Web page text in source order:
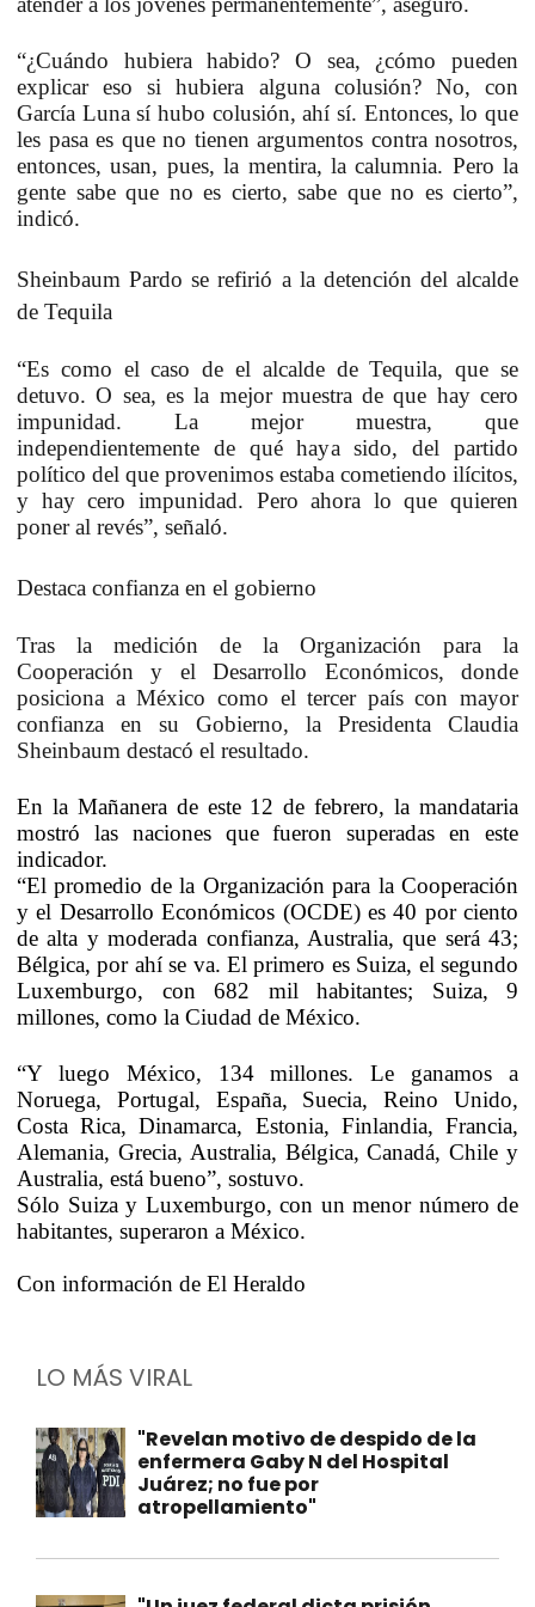
“¿Cuándo hubiera habido? O sea, ¿cómo pueden
explicar eso si hubiera alguna colusión? No, con
García Luna sí hubo colusión, ahí sí. Entonces, lo que
les pasa es que no tienen argumentos contra nosotros,
entonces, usan, pues, la mentira, la calumnia. Pero la
gente sabe que no es cierto, sabe que no es cierto”,
indicó.
Sheinbaum Pardo se refirió a la detención del alcalde
de Tequila
“Es como el caso de el alcalde de Tequila, que se
detuvo. O sea, es la mejor muestra de que hay cero
impunidad. La mejor muestra, que
independientemente de qué haya sido, del partido
político del que provenimos estaba cometiendo ilícitos,
y hay cero impunidad. Pero ahora lo que quieren
poner al revés”, señaló.
Destaca confianza en el gobierno
Tras la medición de la Organización para la
Cooperación y el Desarrollo Económicos, donde
posiciona a México como el tercer país con mayor
confianza en su Gobierno, la Presidenta Claudia
Sheinbaum destacó el resultado.
En la Mañanera de este 12 de febrero, la mandataria
mostró las naciones que fueron superadas en este
indicador.
“El promedio de la Organización para la Cooperación
y el Desarrollo Económicos (OCDE) es 40 por ciento
de alta y moderada confianza, Australia, que será 43;
Bélgica, por ahí se va. El primero es Suiza, el segundo
Luxemburgo, con 682 mil habitantes; Suiza, 9
millones, como la Ciudad de México.
“Y luego México, 134 millones. Le ganamos a
Noruega, Portugal, España, Suecia, Reino Unido,
Costa Rica, Dinamarca, Estonia, Finlandia, Francia,
Alemania, Grecia, Australia, Bélgica, Canadá, Chile y
Australia, está bueno”, sostuvo.
Sólo Suiza y Luxemburgo, con un menor número de
habitantes, superaron a México.
Con información de El Heraldo
LO MÁS VIRAL
"Revelan motivo de despido de la
enfermera Gaby N del Hospital
Juárez; no fue por
atropellamiento"